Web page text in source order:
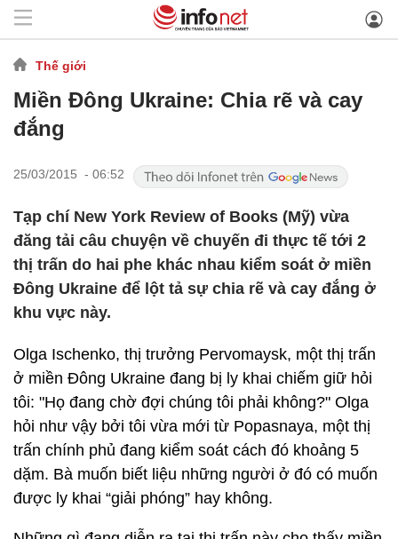
Thế giới
Miền Đông Ukraine: Chia rẽ và cay
đắng
25/03/2015 - 06:52
Tạp chí New York Review of Books (Mỹ) vừa
đăng tải câu chuyện về chuyến đi thực tế tới 2
thị trấn do hai phe khác nhau kiểm soát ở miền
Đông Ukraine để lột tả sự chia rẽ và cay đắng ở
khu vực này.
Olga Ischenko, thị trưởng Pervomaysk, một thị trấn
ở miền Đông Ukraine đang bị ly khai chiếm giữ hỏi
tôi: "Họ đang chờ đợi chúng tôi phải không?" Olga
hỏi như vậy bởi tôi vừa mới từ Popasnaya, một thị
trấn chính phủ đang kiểm soát cách đó khoảng 5
dặm. Bà muốn biết liệu những người ở đó có muốn
được ly khai “giải phóng” hay không.